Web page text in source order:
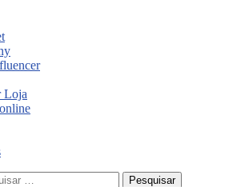
Loja